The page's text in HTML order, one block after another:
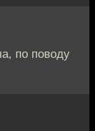
по поводу